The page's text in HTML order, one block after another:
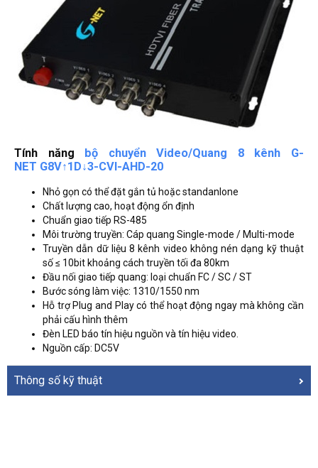
Tính năng bộ chuyển Video/Quang 8 kênh G-
NET G8V↑1D↓3-CVI-AHD-20
Nhỏ gọn có thể đặt gắn tủ hoặc standanlone
Chất lượng cao, hoạt động ổn định
Chuẩn giao tiếp RS-485
Môi trường truyền: Cáp quang Single-mode / Multi-mode
Truyền dẫn dữ liệu 8 kênh video không nén dạng kỹ thuật
số ≤ 10bit khoảng cách truyền tối đa 80km
Đầu nối giao tiếp quang: loại chuẩn FC / SC / ST
Bước sóng làm việc: 1310/1550 nm
Hỗ trợ Plug and Play có thể hoạt động ngay mà không cần
phải cấu hình thêm
Đèn LED báo tín hiệu nguồn và tín hiệu video.
Nguồn cấp: DC5V
Thông số kỹ thuật